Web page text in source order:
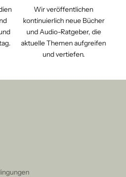
Wir veröffentlichen
kontinuierlich neue Bücher
und Audio-Ratgeber, die
aktuelle Themen aufgreifen
und vertiefen.